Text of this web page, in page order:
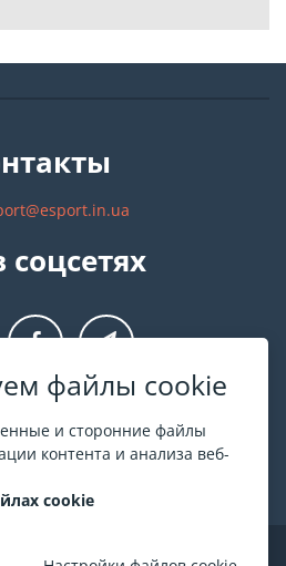
файлы cookie
и сторонние файлы
контента и анализа веб-
cookie
.in.ua
афиша Киева и других
продаются официально. Мы
с кассами.